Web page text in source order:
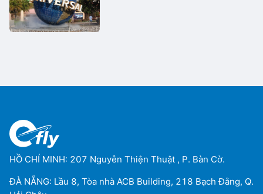
HỒ CHÍ MINH: 207 Nguyễn Thiện Thuật , P. Bàn Cờ.
ĐÀ NẴNG: Lầu 8, Tòa nhà ACB Building, 218 Bạch Đằng, Q.